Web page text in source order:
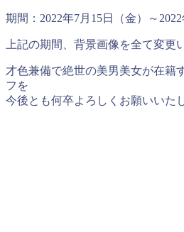
期間：2022年7月15日（金）～2022
上記の期間、背景画像を全て変更
才色兼備で絶世の美男美女が在籍
フを
今後とも何卒よろしくお願いいた